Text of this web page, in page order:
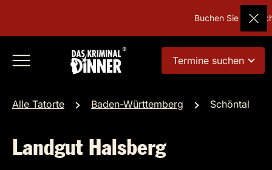
Buchen Sie
Termine suchen
Alle Tatorte Baden-Württemberg Schöntal
Landgut Halsberg